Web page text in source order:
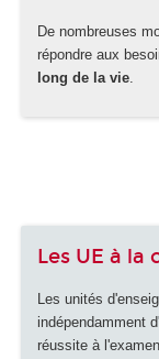
De nombreuses
répondre aux
long de la vie.
Les UE à la
Les unités
indépendamment
réussite à